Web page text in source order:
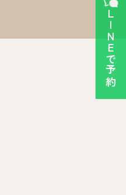
LINEで予約